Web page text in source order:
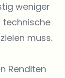
weniger
technische
muss.
Renditen